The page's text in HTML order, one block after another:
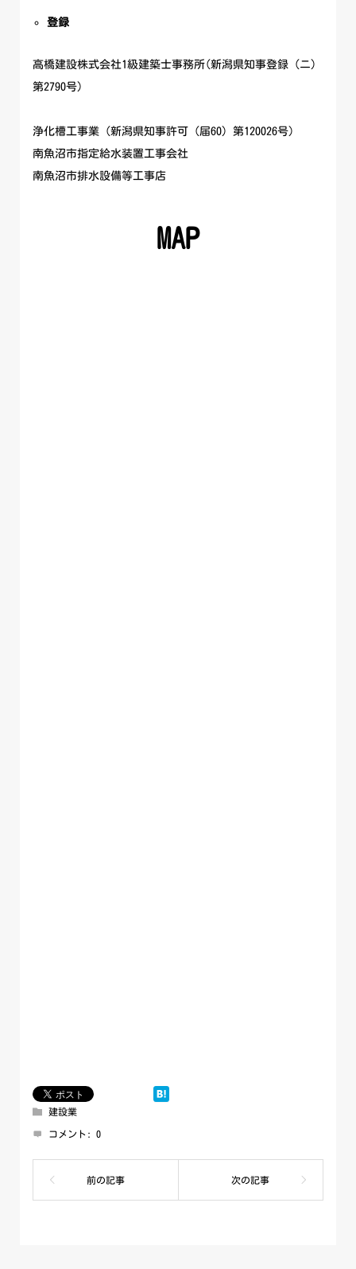
登録
高橋建設株式会社1級建築士事務所(新潟県知事登録（ニ）
第2790号）
浄化槽工事業（新潟県知事許可（届60）第120026号）
南魚沼市指定給水装置工事会社
南魚沼市排水設備等工事店
MAP
建設業
コメント: 0